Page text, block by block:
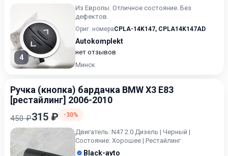
4
Из Европы. Отличное состояние. Без
дефектов.
Ориг. номераCPLA-14K147, CPLA14K147AD
Autokomplekt
нет отзывов
Минск
Ручка (кнопка) бардачка BMW X3 E83
[рестайлинг] 2006-2010
450 ₽315 ₽ -30%
Двигатель: N47 2.0 Дизель | Черный |
Состояние: Хорошее | Рестайлинг
Black-avto